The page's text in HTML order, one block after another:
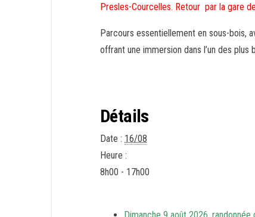
Presles-Courcelles. Retour par la gare
Parcours essentiellement en sous-bois,
offrant une immersion dans l’un des plus
Détails
Date : 16/08
Heure :
8h00 - 17h00